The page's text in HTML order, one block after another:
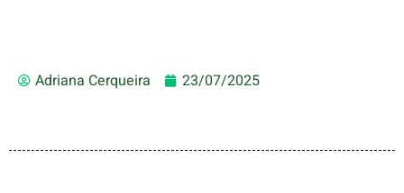
Adriana Cerqueira 23/07/2025